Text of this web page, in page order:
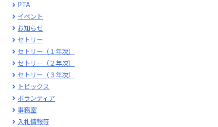
PTA
イベント
お知らせ
セトリー
セトリー（１年次）
セトリー（２年次）
セトリー（３年次）
トピックス
ボランティア
事務室
入札情報等